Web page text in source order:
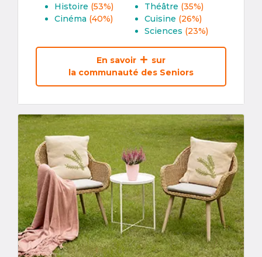
Histoire (53%)
Cinéma (40%)
Théâtre (35%)
Cuisine (26%)
Sciences (23%)
En savoir
sur
la communauté des Seniors